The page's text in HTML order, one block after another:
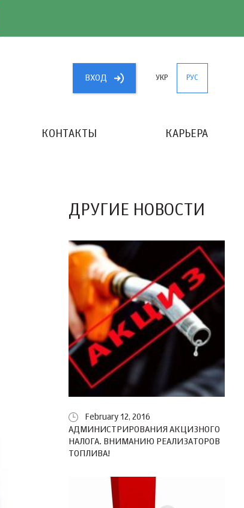
ВХОД УКР РУС
КОНТАКТЫ КАРЬЕРА
ДРУГИЕ НОВОСТИ
February 12, 2016
АДМИНИСТРИРОВАНИЯ АКЦИЗНОГО
НАЛОГА. ВНИМАНИЮ РЕАЛИЗАТОРОВ
ТОПЛИВА!